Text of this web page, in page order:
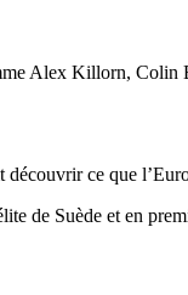
Alex Killorn,
ce que
de Suède et en